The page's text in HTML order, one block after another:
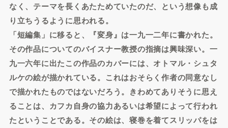
なく、テーマを長くあたためていたのだ、という想像も成
り立ちうるように思われる。
「短編集」に移ると、『変身』は一九一二年に書かれた。
その作品についてのバイスナー教授の指摘は興味深い。一
九一六年に出たこの作品のカバーには、オトマル・シュタ
ルケの絵が描かれている。これはおそらく作者の同意なし
で描かれたものではないだろう。きわめてありそうに思え
ることは、カフカ自身の協力あるいは希望によって行われ
たということである。その絵は、寝巻を着てスリッパをは